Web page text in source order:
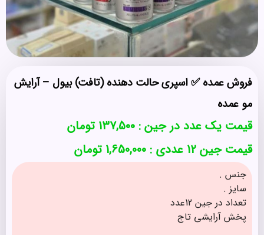
فروش عمده ✅ اسپری حالت دهنده (تافت) بیول – آرایش
مو عمده
قیمت یک عدد در جین : 137,500 تومان
قیمت جین 12 عددی : 1,650,000 تومان
جنس .
سایز .
تعداد در جین 12عدد
پخش آرایشی تاج